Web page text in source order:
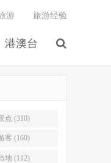
港澳台
游 旅游经验
点 (310)
客 (160)
地 (112)